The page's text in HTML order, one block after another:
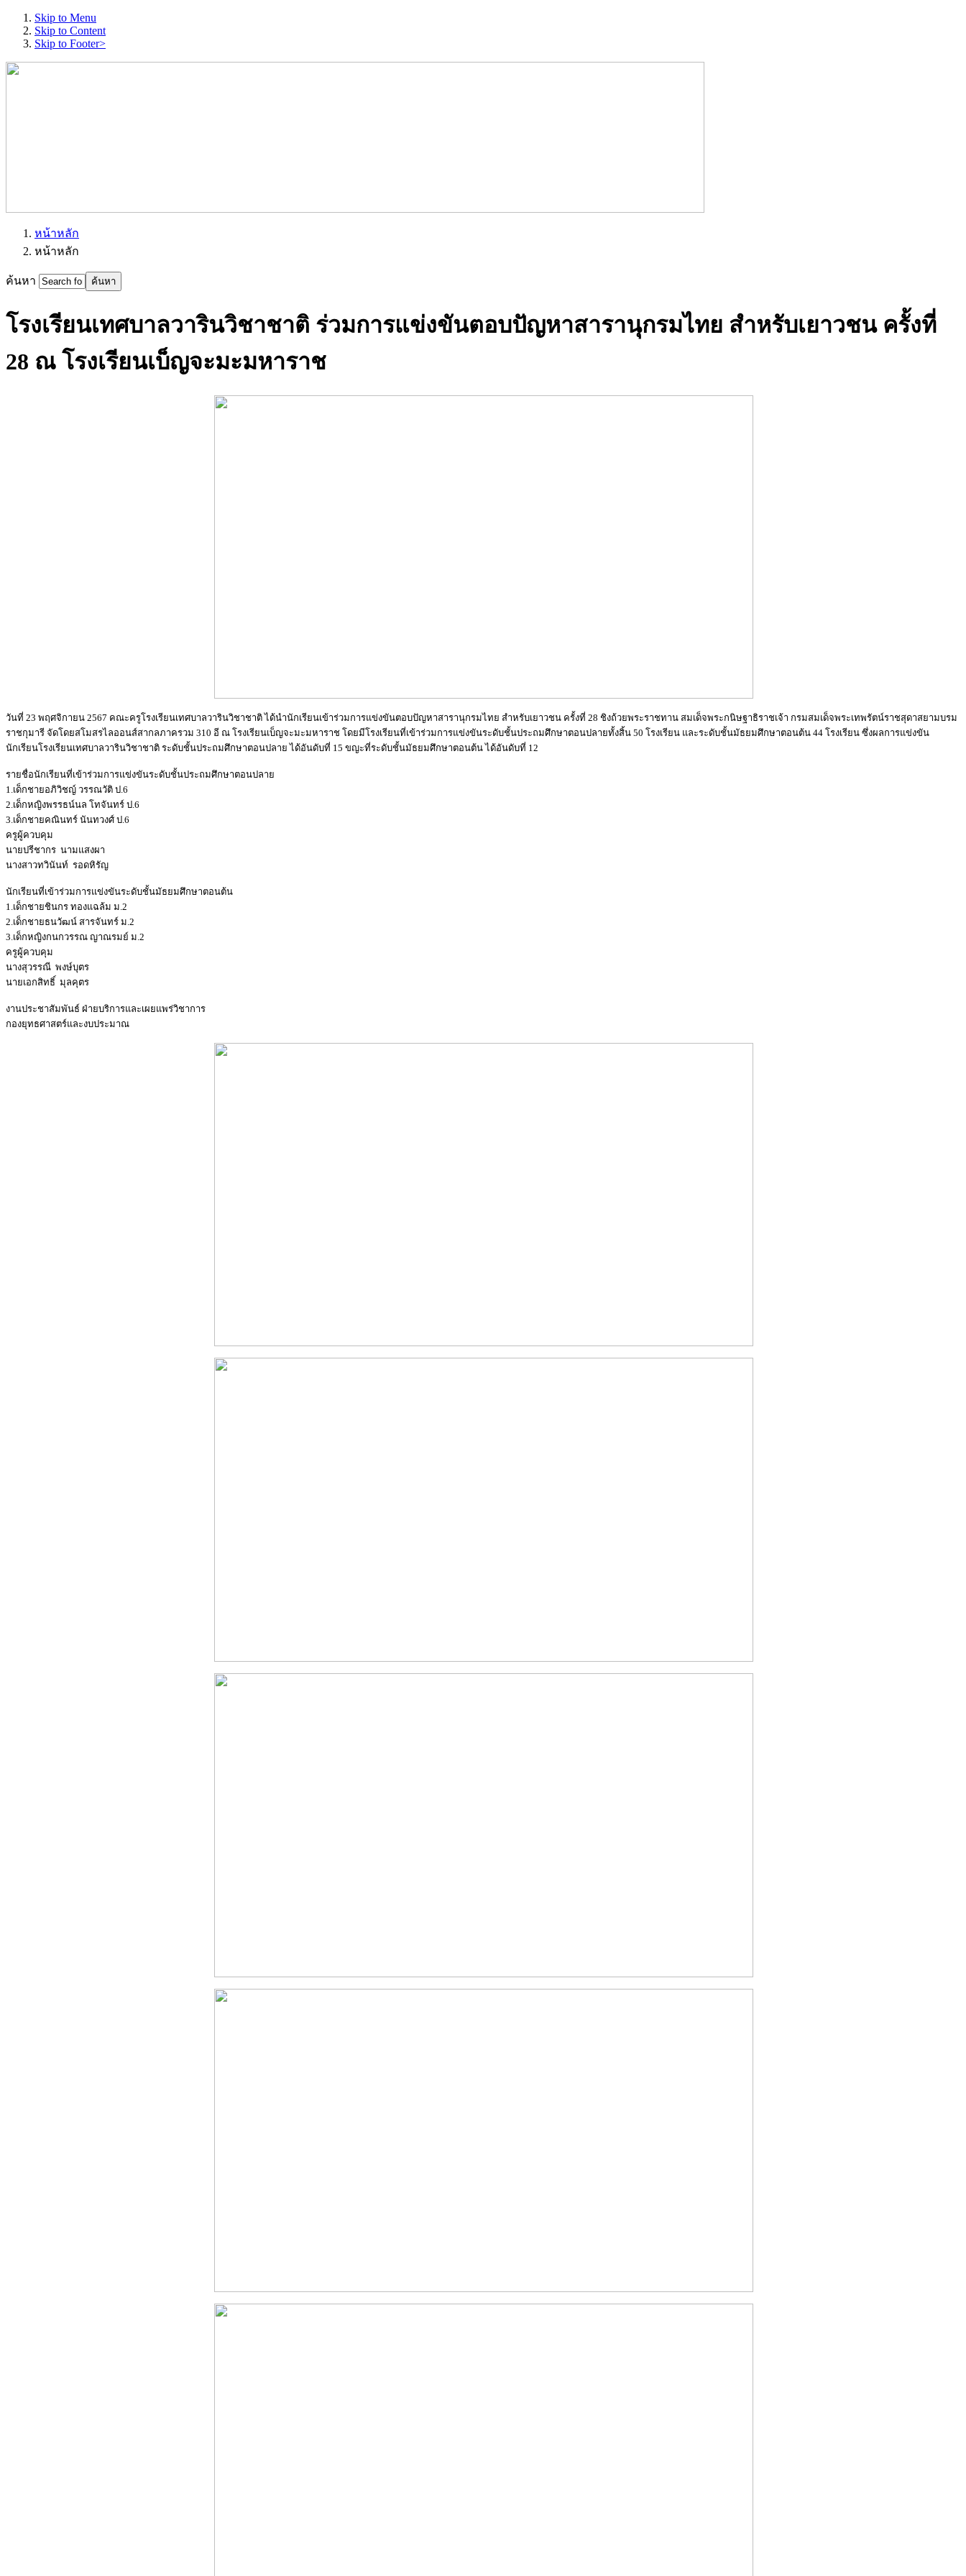
Skip to Menu
Skip to Content
Skip to Footer>
หน้าหลัก
หน้าหลัก
ค้นหา
โรงเรียนเทศบาลวารินวิชาชาติ ร่วมการแข่งขันตอบปัญหาสารานุกรมไทย สำหรับเยาวชน ครั้งที่
28 ณ โรงเรียนเบ็ญจะมะมหาราช
วันที่ 23 พฤศจิกายน 2567 คณะครูโรงเรียนเทศบาลวารินวิชาชาติ ได้นำนักเรียนเข้าร่วมการแข่งขันตอบปัญหาสารานุกรมไทย สำหรับเยาวชน ครั้งที่ 28 ชิงถ้วยพระราชทาน สมเด็จพระกนิษฐาธิราชเจ้า กรมสมเด็จพระเทพรัตน์ราชสุดาสยามบรม
ราชกุมารี จัดโดยสโมสรไลออนส์สากลภาครวม 310 อี ณ โรงเรียนเบ็ญจะมะมหาราช โดยมีโรงเรียนที่เข้าร่วมการแข่งขันระดับชั้นประถมศึกษาตอนปลายทั้งสิ้น 50 โรงเรียน และระดับชั้นมัธยมศึกษาตอนต้น 44 โรงเรียน ซึ่งผลการแข่งขัน
นักเรียนโรงเรียนเทศบาลวารินวิชาชาติ ระดับชั้นประถมศึกษาตอนปลาย ได้อันดับที่ 15 ขญะที่ระดับชั้นมัธยมศึกษาตอนต้น ได้อันดับที่ 12
รายชื่อนักเรียนที่เข้าร่วมการแข่งขันระดับชั้นประถมศึกษาตอนปลาย
1.เด็กชายอภิวิชญ์ วรรณวัติ ป.6
2.เด็กหญิงพรรธน์นล โทจันทร์ ป.6
3.เด็กชายคณินทร์ นันทวงศ์ ป.6
ครูผู้ควบคุม
นายปรีชากร นามแสงผา
นางสาวทวินันท์ รอดหิรัญ
นักเรียนที่เข้าร่วมการแข่งขันระดับชั้นมัธยมศึกษาตอนต้น
1.เด็กชายชินกร ทองแฉล้ม ม.2
2.เด็กชายธนวัฒน์ สารจันทร์ ม.2
3.เด็กหญิงกนกวรรณ ญาณรมย์ ม.2
ครูผู้ควบคุม
นางสุวรรณี พงษ์บุตร
นายเอกสิทธิ์ มุลคุตร
งานประชาสัมพันธ์ ฝ่ายบริการและเผยแพร่วิชาการ
กองยุทธศาสตร์และงบประมาณ